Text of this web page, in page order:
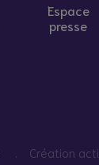
Espace
presse
Création acti